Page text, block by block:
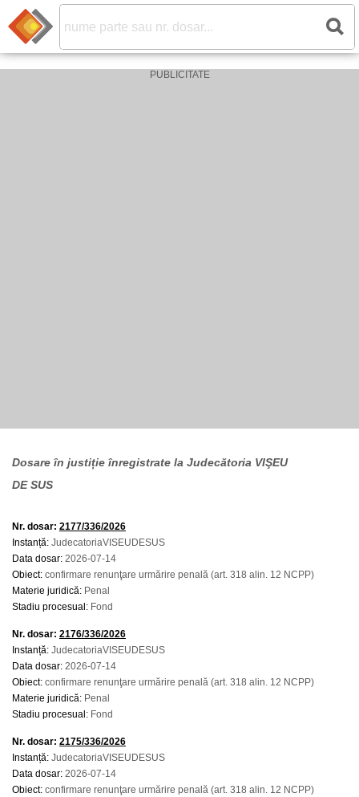
Dosare în justiție înregistrate la Judecătoria VIŞEU
DE SUS
Nr. dosar: 2177/336/2026
Instanță: JudecatoriaVISEUDESUS
Data dosar: 2026-07-14
Obiect: confirmare renunţare urmărire penală (art. 318 alin. 12 NCPP)
Materie juridică: Penal
Stadiu procesual: Fond
Nr. dosar: 2176/336/2026
Instanță: JudecatoriaVISEUDESUS
Data dosar: 2026-07-14
Obiect: confirmare renunţare urmărire penală (art. 318 alin. 12 NCPP)
Materie juridică: Penal
Stadiu procesual: Fond
Nr. dosar: 2175/336/2026
Instanță: JudecatoriaVISEUDESUS
Data dosar: 2026-07-14
Obiect: confirmare renunţare urmărire penală (art. 318 alin. 12 NCPP)